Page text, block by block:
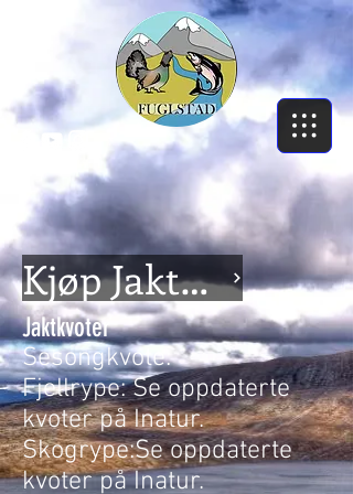
Kjøp Jaktkort Her!
Jaktkvoter
Sesongkvote:
Fjellrype: Se oppdaterte
kvoter på Inatur.
Skogrype:Se oppdaterte
kvoter på Inatur.